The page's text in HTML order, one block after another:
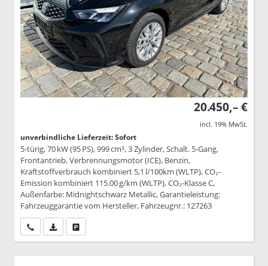
20.450,– €
incl. 19% MwSt.
unverbindliche Lieferzeit: Sofort
5-türig, 70 kW (95 PS), 999 cm³, 3 Zylinder, Schalt. 5-Gang,
Frontantrieb, Verbrennungsmotor (ICE), Benzin,
Kraftstoffverbrauch kombiniert 5,1 l/100km (WLTP), CO₂-
Emission kombiniert 115.00 g/km (WLTP), CO₂-Klasse C,
Außenfarbe: Midnightschwarz Metallic, Garantieleistung:
Fahrzeuggarantie vom Hersteller, Fahrzeugnr.: 127263
Wir rufen Sie anPDF-Datei, Fahrzeugexposé drucken